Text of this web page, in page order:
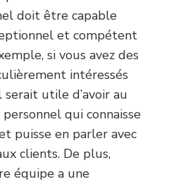
doit être capable
et compétent
si vous avez des
intéressés
utile d’avoir au
qui connaisse
puisse en parler avec
clients. De plus,
équipe a une